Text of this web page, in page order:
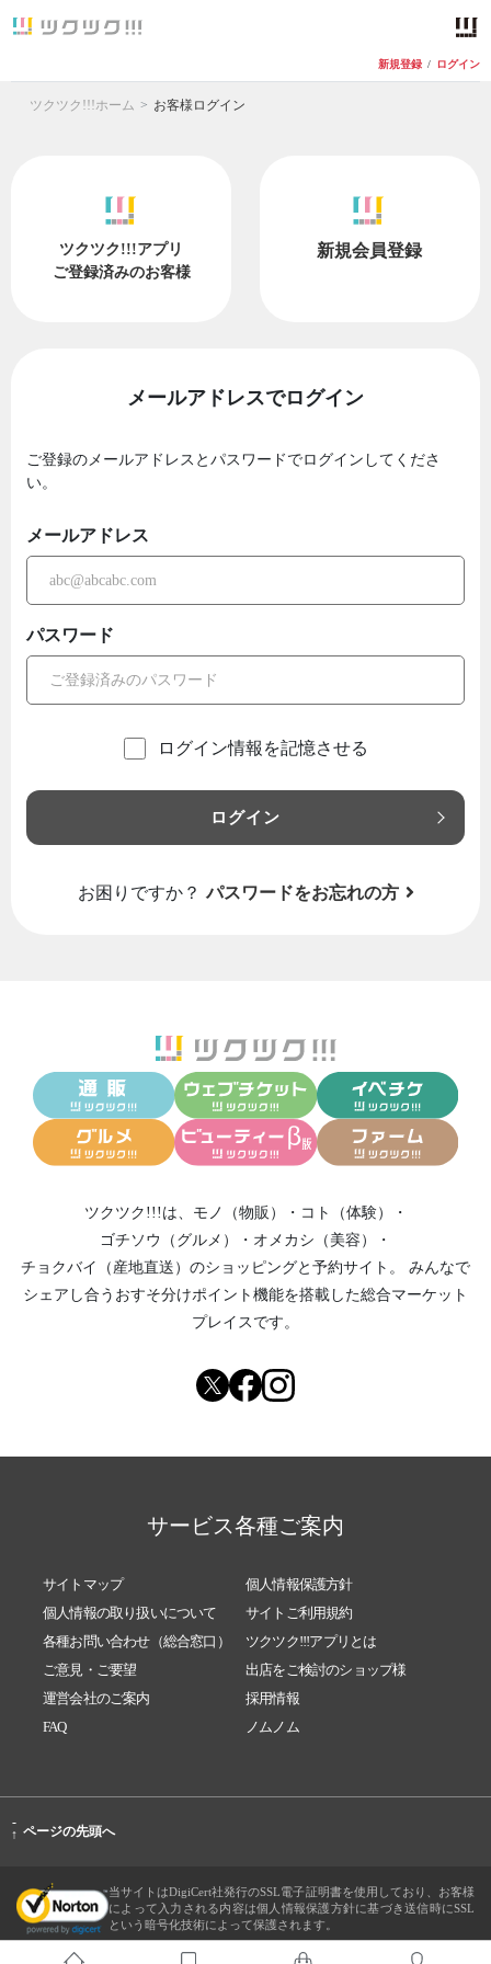
新規登録 / ログイン
ツクツク!!!ホーム お客様ログイン
ツクツク!!!アプリ
ご登録済みのお客様
新規会員登録
メールアドレスでログイン
ご登録のメールアドレスとパスワードでログインしてくださ
い。
メールアドレス
パスワード
ログイン情報を記憶させる
ログイン
お困りですか？ パスワードをお忘れの方
ツクツク!!!は、 モノ（物販） ・ コト（体験）
・
ゴチソウ（グルメ）
・ オメカシ（美容）
・
チョクバイ（産地直送） のショッピングと予約サイト。
みんなで
シェアし合う おすそ分けポイント機能を搭載した総合マーケット
プレイスです。
サービス各種ご案内
サイトマップ
個人情報保護方針
個人情報の取り扱いについて
サイトご利用規約
各種お問い合わせ（総合窓口）
ツクツク!!!アプリとは
ご意見・ご要望
出店をご検討のショップ様
運営会社のご案内
採用情報
FAQ
ノムノム
-
↑ ページの先頭へ
当サイトはDigiCert社発行のSSL電子証明書を使用しており、お客様
によって入力される内容は個人情報保護方針に基づき送信時にSSL
という暗号化技術によって保護されます。